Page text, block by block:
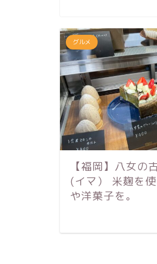
グルメ
【福岡】八女の
(イマ） 米麹を
や洋菓子を。